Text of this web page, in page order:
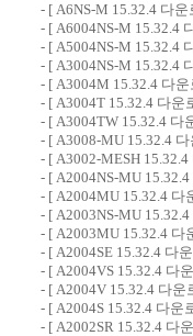
- [ A6NS-M 15.32.4 다운
- [ A6004NS-M 15.32.4
- [ A5004NS-M 15.32.4
- [ A3004NS-M 15.32.4
- [ A3004M 15.32.4 다운
- [ A3004T 15.32.4 다운
- [ A3004TW 15.32.4 다
- [ A3008-MU 15.32.4
- [ A3002-MESH 15.32.4
- [ A2004NS-MU
- [ A2004MU 15.32.4 다
- [ A2003NS-MU
- [ A2003MU 15.32.4 다
- [ A2004SE 15.32.4 다
- [ A2004VS 15.32.4 다
- [ A2004V 15.32.4 다운
- [ A2004S 15.32.4 다운
- [ A2002SR 15.32.4 다